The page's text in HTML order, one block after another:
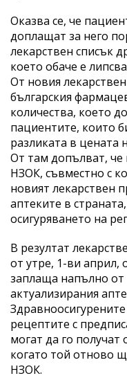
Оказва се, че
доплащат за него
лекарствен списък
което обаче е
От новия
българския
количества, което
пациентите, които
разликата в цената
От там допълват, че
НЗОК, съвместно с
новият лекарствен
аптеките в
осигуряването на
В резултат
от утре, 1-ви април,
заплаща напълно
актуализирания
рецептите с
могат да го получат
когато той отново
НЗОК.